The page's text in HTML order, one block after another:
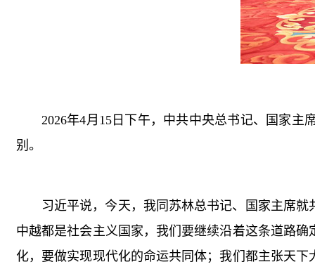
2026年4月15日下午，中共中央总书记、国家
别。
习近平说，今天，我同苏林总书记、国家主席
中越都是社会主义国家，我们要继续沿着这条道路
化，要做实现现代化的命运共同体；我们都主张天